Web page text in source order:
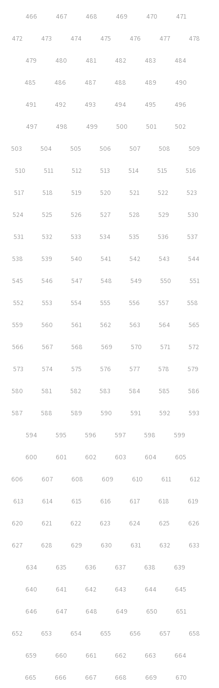
466 467 468 469 470 471
472 473 474 475 476 477 478
479 480 481 482 483 484
485 486 487 488 489 490
491 492 493 494 495 496
497 498 499 500 501 502
503 504 505 506 507 508 509
510 511 512 513 514 515 516
517 518 519 520 521 522 523
524 525 526 527 528 529 530
531 532 533 534 535 536 537
538 539 540 541 542 543 544
545 546 547 548 549 550 551
552 553 554 555 556 557 558
559 560 561 562 563 564 565
566 567 568 569 570 571 572
573 574 575 576 577 578 579
580 581 582 583 584 585 586
587 588 589 590 591 592 593
594 595 596 597 598 599
600 601 602 603 604 605
606 607 608 609 610 611 612
613 614 615 616 617 618 619
620 621 622 623 624 625 626
627 628 629 630 631 632 633
634 635 636 637 638 639
640 641 642 643 644 645
646 647 648 649 650 651
652 653 654 655 656 657 658
659 660 661 662 663 664
665 666 667 668 669 670